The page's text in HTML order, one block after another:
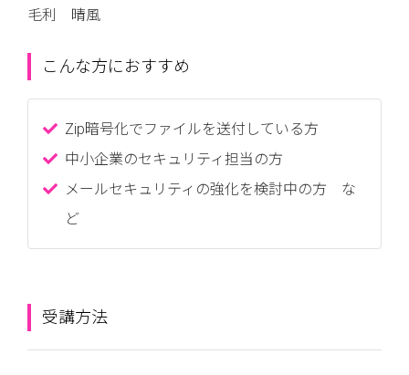
毛利 晴風
こんな方におすすめ
Zip暗号化でファイルを送付している方
中小企業のセキュリティ担当の方
メールセキュリティの強化を検討中の方 な
ど
受講方法